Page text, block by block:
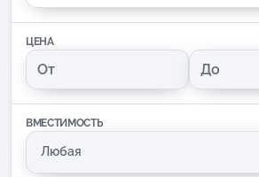
ЦЕНА
ВМЕСТИМОСТЬ